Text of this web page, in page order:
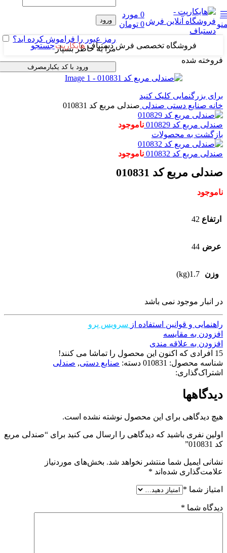
0 مورد
0 تومان ورود
رمز عبور را فراموش کرده اید؟
مرا به خاطر بسپار
ورود با کد یکبارمصرف
فروشگاه تخصصی فرش دستبافهایکارپتجستجو
فروخته شده
برای بزرگنمایی کلیک کنید
خانه صنایع دستی صندلی صندلی مربع کد 010831
صندلی مربع کد 010829
ناموجود
بازگشت به محصولات
صندلی مربع کد 010832 ناموجود
صندلی مربع کد 010831
ناموجود
ارتفاع 42
عرض 44
وزن 1.7(kg)
در انبار موجود نمی باشد
راهنمایی و قوانین استفاده از سرویس پرو
افزودن به مقایسه
افزودن به علاقه مندی
15 افرادی که اکنون این محصول را تماشا می کنند!
شناسه محصول: 010831 دسته: صنایع دستی, صندلی
اشتراک‌گذاری:
دیدگاهها
هیچ دیدگاهی برای این محصول نوشته نشده است.
اولین نفری باشید که دیدگاهی را ارسال می کنید برای “صندلی مربع
کد 010831”
نشانی ایمیل شما منتشر نخواهد شد. بخش‌های موردنیاز
علامت‌گذاری شده‌اند *
امتیاز شما *
دیدگاه شما *